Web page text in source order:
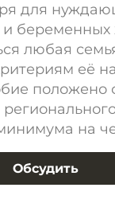
для
и
любая
её
положено
на
Обсудить